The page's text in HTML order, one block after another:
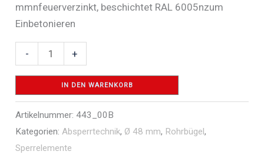
mmnfeuerverzinkt, beschichtet RAL 6005nzum
Einbetonieren
-
Baumschutzbügel
Stahlrohr
48
x
2,5
mm
+
IN DEN WARENKORB
Artikelnummer:443_00B
Kategorien:Absperrtechnik, Ø 48 mm, Rohrbügel,
Sperrelemente